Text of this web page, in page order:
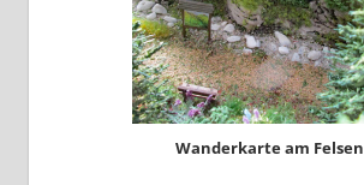
Wanderkarte am Felsen